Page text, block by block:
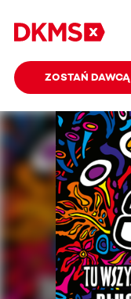
ZOSTAŃ DAWCĄ